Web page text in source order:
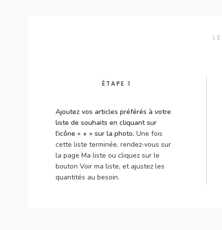
Ajoutez vos articles préférés à votre
liste de souhaits en cliquant sur
l'icône « + » sur la photo. Une fois
cette liste terminée, rendez-vous sur
la page Ma liste ou cliquez sur le
bouton Voir ma liste, et ajustez les
quantités au besoin.
ÉTAPE 1